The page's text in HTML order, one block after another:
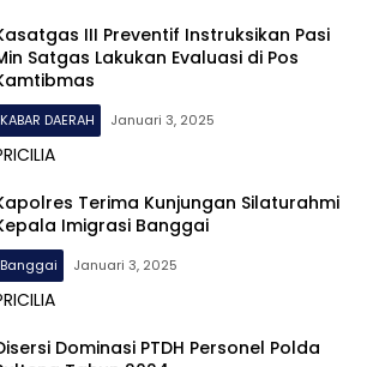
III Preventif Instruksikan Pasi
Satgas Lakukan Evaluasi di Pos
KABAR DAERAH Januari 3, 2025
Terima Kunjungan Silaturahmi
Imigrasi Banggai
Banggai Januari 3, 2025
Dominasi PTDH Personel Polda